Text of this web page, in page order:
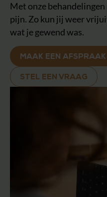
Met onze
pijn. Zo kun jij weer
wat je gewend was.
MAAK EEN AFSPRAAK
STEL EEN VRAAG